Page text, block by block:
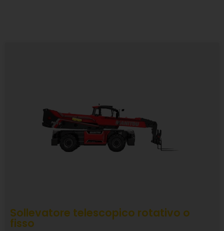
Sollevatore telescopico rotativo o
fisso